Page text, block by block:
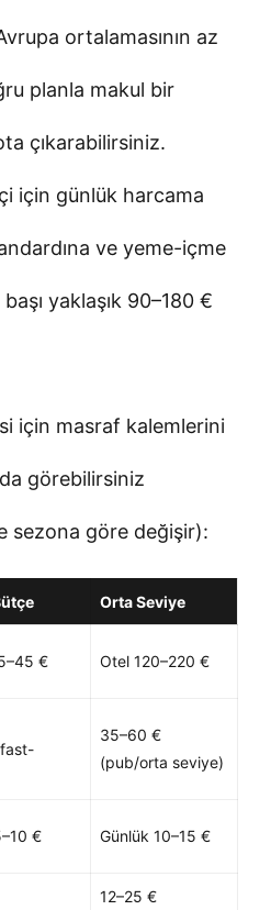
ortalamasının az
planla makul bir
çıkarabilirsiniz.
için günlük harcama
ve yeme-içme
yaklaşık 90–180 €
için masraf kalemlerini
görebilirsiniz
sezona göre değişir):
Orta Seviye
€ Otel 120–220 €
35–60 €
(pub/orta seviye)
€ Günlük 10–15 €
12–25 €